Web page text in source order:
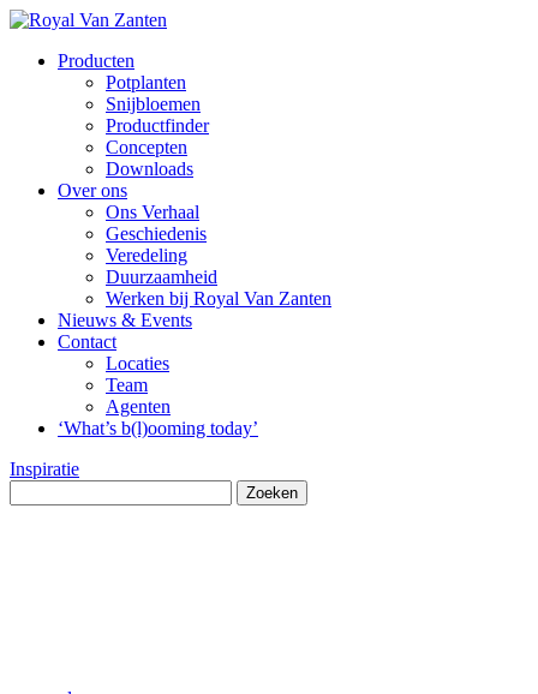
Producten
Potplanten
Snijbloemen
Productfinder
Concepten
Downloads
Over ons
Ons Verhaal
Geschiedenis
Veredeling
Duurzaamheid
Werken bij Royal Van Zanten
Nieuws & Events
Contact
Locaties
Team
Agenten
‘What’s b(l)ooming today’
Inspiratie